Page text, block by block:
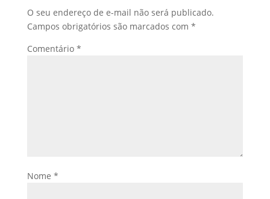
O seu endereço de e-mail não será publicado.
Campos obrigatórios são marcados com *
Comentário *
Nome *